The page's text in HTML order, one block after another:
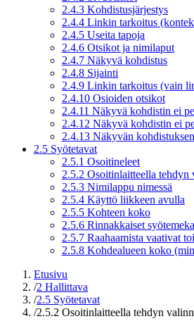
2.4.3 Kohdistusjärjestys
2.4.4 Linkin tarkoitus
2.4.5 Useita tapoja
2.4.6 Otsikot ja nimilaput
2.4.7 Näkyvä kohdistus
2.4.8 Sijainti
2.4.9 Linkin tarkoitus (vain
2.4.10 Osioiden otsikot
2.4.11 Näkyvä kohdistin ei
2.4.12 Näkyvä kohdistin ei
2.4.13 Näkyvän
2.5 Syötetavat
2.5.1 Osoitineleet
2.5.2 Osoitinlaitteella tehdyn
2.5.3 Nimilappu nimessä
2.5.4 Käyttö liikkeen avulla
2.5.5 Kohteen koko
2.5.6 Rinnakkaiset
2.5.7 Raahaamista vaativat
2.5.8 Kohdealueen koko
Etusivu
/2 Hallittava
/2.5 Syötetavat
/2.5.2 Osoitinlaitteella tehdyn